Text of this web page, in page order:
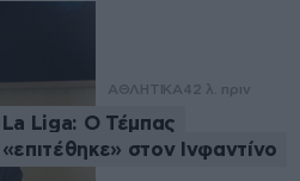
ΑΘΛΗΤΙΚΑ42 λ. πριν
La Liga: Ο Τέμπας
«επιτέθηκε» στον Ινφαντίνο